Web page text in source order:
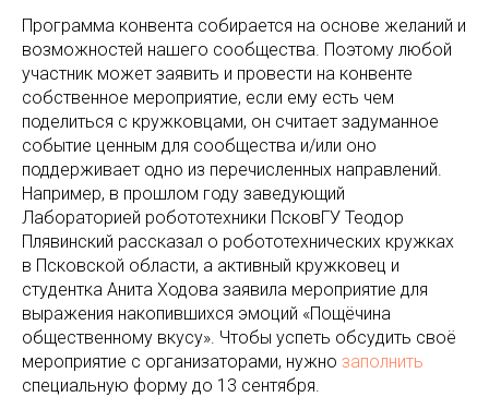
Программа конвента собирается на основе желаний и
возможностей нашего сообщества. Поэтому любой
участник может заявить и провести на конвенте
собственное мероприятие, если ему есть чем
поделиться с кружковцами, он считает задуманное
событие ценным для сообщества и/или оно
поддерживает одно из перечисленных направлений.
Например, в прошлом году заведующий
Лабораторией робототехники ПсковГУ Теодор
Плявинский рассказал о робототехнических кружках
в Псковской области, а активный кружковец и
студентка Анита Ходова заявила мероприятие для
выражения накопившихся эмоций «Пощёчина
общественному вкусу». Чтобы успеть обсудить своё
мероприятие с организаторами, нужно заполнить
специальную форму до 13 сентября.